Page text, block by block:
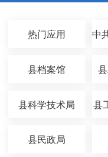
热门应用
县档案馆
县科学技术局 县
县民政局